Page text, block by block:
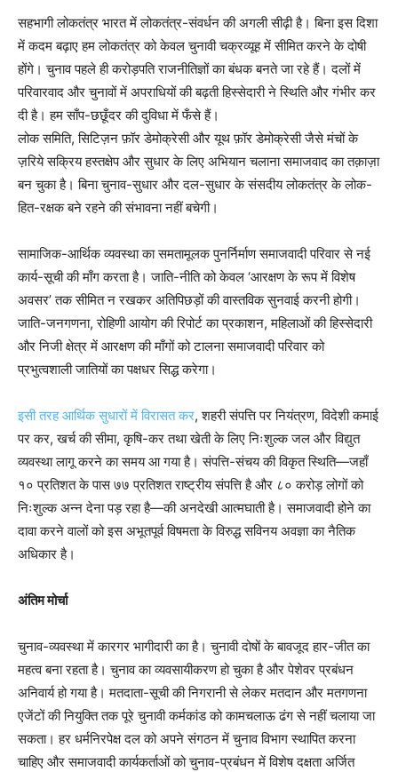
सहभागी लोकतंत्र भारत में लोकतंत्र-संवर्धन की अगली सीढ़ी है। बिना इस दिशा
में कदम बढ़ाए हम लोकतंत्र को केवल चुनावी चक्रव्यूह में सीमित करने के दोषी
होंगे। चुनाव पहले ही करोड़पति राजनीतिज्ञों का बंधक बनते जा रहे हैं। दलों में
परिवारवाद और चुनावों में अपराधियों की बढ़ती हिस्सेदारी ने स्थिति और गंभीर कर
दी है। हम साँप-छछूँदर की दुविधा में फँसे हैं।
लोक समिति, सिटिज़न फ़ॉर डेमोक्रेसी और यूथ फ़ॉर डेमोक्रेसी जैसे मंचों के
ज़रिये सक्रिय हस्तक्षेप और सुधार के लिए अभियान चलाना समाजवाद का तक़ाज़ा
बन चुका है। बिना चुनाव-सुधार और दल-सुधार के संसदीय लोकतंत्र के लोक-
हित-रक्षक बने रहने की संभावना नहीं बचेगी।
सामाजिक-आर्थिक व्यवस्था का समतामूलक पुनर्निर्माण समाजवादी परिवार से नई
कार्य-सूची की माँग करता है। जाति-नीति को केवल ‘आरक्षण के रूप में विशेष
अवसर’ तक सीमित न रखकर अतिपिछड़ों की वास्तविक सुनवाई करनी होगी।
जाति-जनगणना, रोहिणी आयोग की रिपोर्ट का प्रकाशन, महिलाओं की हिस्सेदारी
और निजी क्षेत्र में आरक्षण की माँगों को टालना समाजवादी परिवार को
प्रभुत्वशाली जातियों का पक्षधर सिद्ध करेगा।
इसी तरह आर्थिक सुधारों में विरासत कर, शहरी संपत्ति पर नियंत्रण, विदेशी कमाई
पर कर, खर्च की सीमा, कृषि-कर तथा खेती के लिए निःशुल्क जल और विद्युत
व्यवस्था लागू करने का समय आ गया है। संपत्ति-संचय की विकृत स्थिति—जहाँ
१० प्रतिशत के पास ७७ प्रतिशत राष्ट्रीय संपत्ति है और ८० करोड़ लोगों को
निःशुल्क अन्न देना पड़ रहा है—की अनदेखी आत्मघाती है। समाजवादी होने का
दावा करने वालों को इस अभूतपूर्व विषमता के विरुद्ध सविनय अवज्ञा का नैतिक
अधिकार है।
अंतिम मोर्चा
चुनाव-व्यवस्था में कारगर भागीदारी का है। चुनावी दोषों के बावजूद हार-जीत का
महत्व बना रहता है। चुनाव का व्यवसायीकरण हो चुका है और पेशेवर प्रबंधन
अनिवार्य हो गया है। मतदाता-सूची की निगरानी से लेकर मतदान और मतगणना
एजेंटों की नियुक्ति तक पूरे चुनावी कर्मकांड को कामचलाऊ ढंग से नहीं चलाया जा
सकता। हर धर्मनिरपेक्ष दल को अपने संगठन में चुनाव विभाग स्थापित करना
चाहिए और समाजवादी कार्यकर्ताओं को चुनाव-प्रबंधन में विशेष दक्षता अर्जित